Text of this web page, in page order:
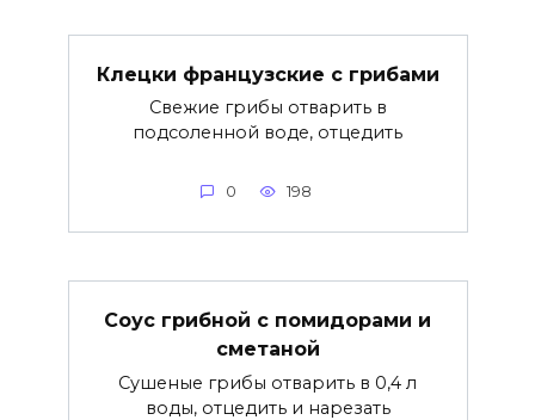
Клецки французские с грибами
Свежие грибы отварить в
подсоленной воде, отцедить
0 198
Соус грибной с помидорами и
сметаной
Сушеные грибы отварить в 0,4 л
воды, отцедить и нарезать